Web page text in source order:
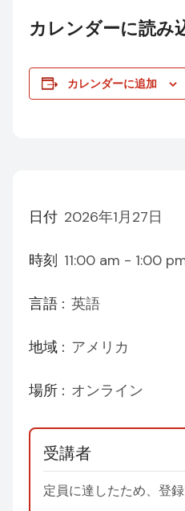
カレンダーに読み
カレンダーに追加
日付 2026年1月27日
時刻 11:00 am - 1:00
言語 : 英語
地域 : アメリカ
場所 : オンライン
受講者
定員に達したため、登